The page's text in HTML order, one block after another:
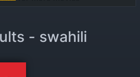
- swahili